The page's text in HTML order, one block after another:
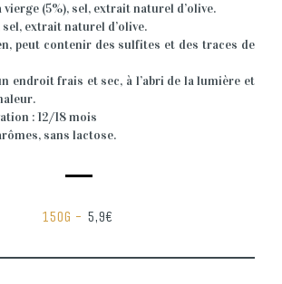
vierge (5%), sel, extrait naturel d’olive.
sel, extrait naturel d’olive.
peut contenir des sulfites et des traces de
endroit frais et sec, à l’abri de la lumière et
: 12/18 mois
sans lactose.
150G - 5,9€